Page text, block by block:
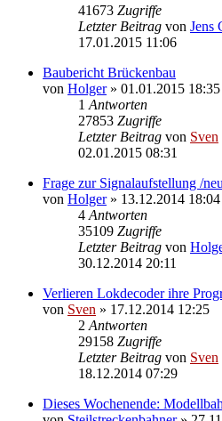
41673 Zugriffe
Letzter Beitrag von Jens
17.01.2015 11:06
Baubericht Brückenbau
von Holger» 01.01.2015 18:35
1 Antworten
27853 Zugriffe
Letzter Beitrag von Sven
02.01.2015 08:31
Frage zur Signalaufstellung /neu
von Holger» 13.12.2014 18:04
4 Antworten
35109 Zugriffe
Letzter Beitrag von
30.12.2014 20:11
Verlieren Lokdecoder ihre
von Sven » 17.12.2014 12:25
2 Antworten
29158 Zugriffe
Letzter Beitrag von Sven
18.12.2014 07:29
Dieses Wochenende: